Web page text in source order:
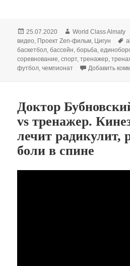
Опубликовано
25.07.2020 Автор
World Class Almaty
видео, Проект Zen-фильм, Цигун
баскетбол,бассейн,борьба,
соревнование,спорт,тренажер,
футбол,чемпионат Добавить
Доктор
vs тренажер.
лечит радикулит,
боли в спине